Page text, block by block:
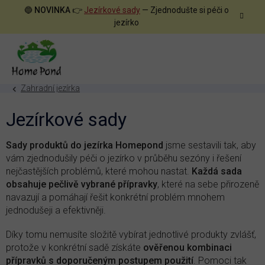
🔵 NOVINKA 👉 Jezírkové sady — Zjednodušte si péči o
jezírko
Zahradní jezírka
Jezírkové sady
Sady produktů do jezírka Homepond jsme sestavili tak, aby
vám zjednodušily péči o jezírko v průběhu sezóny i řešení
nejčastějších problémů, které mohou nastat. Každá sada
obsahuje pečlivě vybrané přípravky, které na sebe přirozeně
navazují a pomáhají řešit konkrétní problém mnohem
jednodušeji a efektivněji.
Díky tomu nemusíte složitě vybírat jednotlivé produkty zvlášť,
protože v konkrétní sadě získáte ověřenou kombinaci
přípravků s doporučeným postupem použití . Pomoci tak